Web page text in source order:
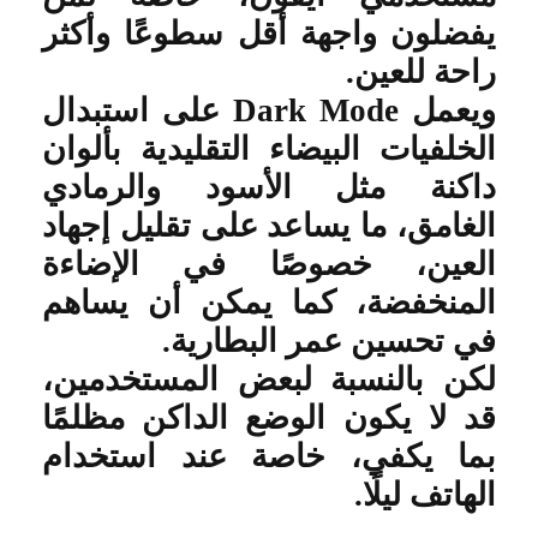
يفضلون واجهة أقل سطوعًا وأكثر
راحة للعين.
ويعمل Dark Mode على استبدال
الخلفيات البيضاء التقليدية بألوان
داكنة مثل الأسود والرمادي
الغامق، ما يساعد على تقليل إجهاد
العين، خصوصًا في الإضاءة
المنخفضة، كما يمكن أن يساهم
في تحسين عمر البطارية.
لكن بالنسبة لبعض المستخدمين،
قد لا يكون الوضع الداكن مظلمًا
بما يكفي، خاصة عند استخدام
الهاتف ليلًا.